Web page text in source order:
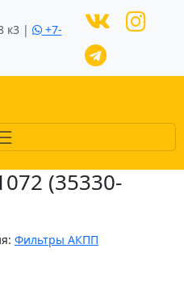
к3 |
+7-
(35330-
Фильтры АКПП